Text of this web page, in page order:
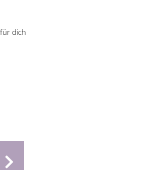
dich